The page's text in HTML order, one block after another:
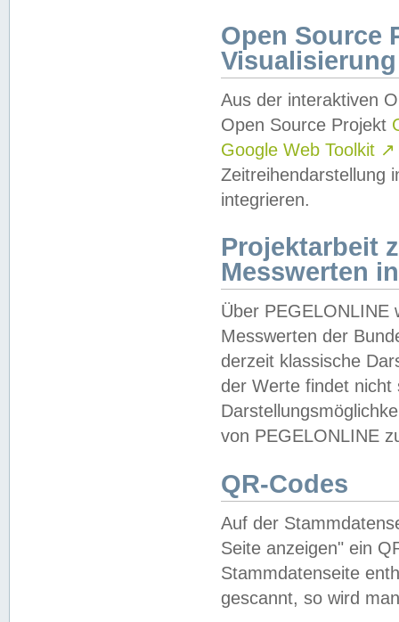
Open Source
Visualisierung
Aus der interaktiven
Open Source Projekt
Google Web Toolkit ↗
Zeitreihendarstellung
integrieren.
Projektarbeit
Messwerten
Über PEGELONLINE
Messwerten der
derzeit klassische
der Werte findet
von PEGELONLINE
QR-Codes
Auf der
Seite anzeigen" ein
Stammdatenseite
gescannt, so wird